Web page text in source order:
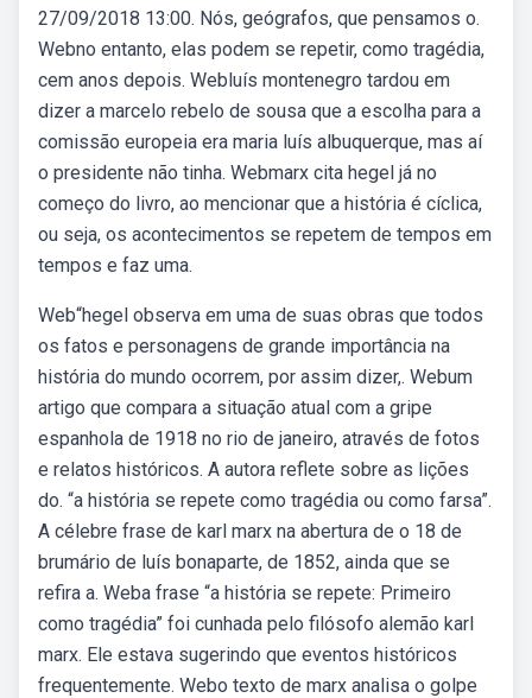
27/09/2018 13:00. Nós, geógrafos, que pensamos o.
Webno entanto, elas podem se repetir, como tragédia,
cem anos depois. Webluís montenegro tardou em
dizer a marcelo rebelo de sousa que a escolha para a
comissão europeia era maria luís albuquerque, mas aí
o presidente não tinha. Webmarx cita hegel já no
começo do livro, ao mencionar que a história é cíclica,
ou seja, os acontecimentos se repetem de tempos em
tempos e faz uma.
Web“hegel observa em uma de suas obras que todos
os fatos e personagens de grande importância na
história do mundo ocorrem, por assim dizer,. Webum
artigo que compara a situação atual com a gripe
espanhola de 1918 no rio de janeiro, através de fotos
e relatos históricos. A autora reflete sobre as lições
do. “a história se repete como tragédia ou como farsa”.
A célebre frase de karl marx na abertura de o 18 de
brumário de luís bonaparte, de 1852, ainda que se
refira a. Weba frase “a história se repete: Primeiro
como tragédia” foi cunhada pelo filósofo alemão karl
marx. Ele estava sugerindo que eventos históricos
frequentemente. Webo texto de marx analisa o golpe